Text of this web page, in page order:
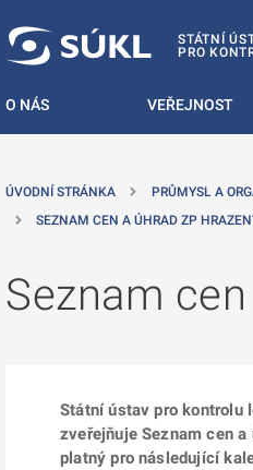
STÁTNÍ
PRO
O NÁS VEŘEJNOST
ÚVODNÍ STRÁNKA PRŮMYSL A
SEZNAM CEN A ÚHRAD ZP
Seznam
Státní ústav pro kontrolu
zveřejňuje Seznam cen
platný pro následující